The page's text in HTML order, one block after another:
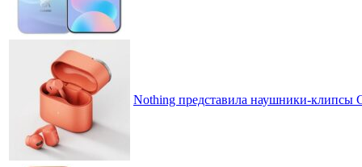
Nothing представила наушники-клипсы